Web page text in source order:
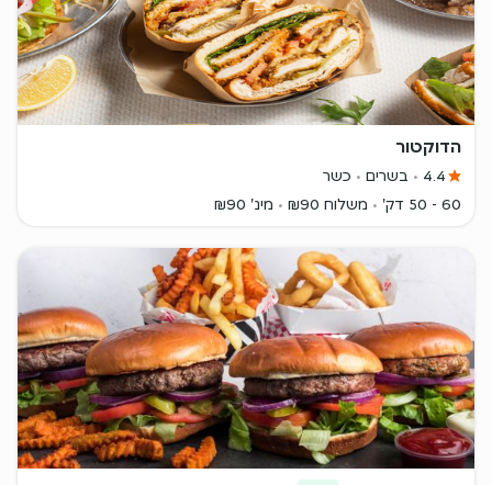
הדוקטור
4.4 בשרים
כשר
60 - 50 דק'
משלוח ₪90 מינ' ₪90